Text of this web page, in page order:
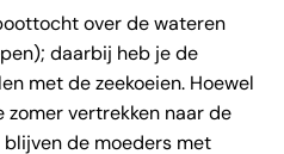
over de wateren
daarbij heb je de
met de zeekoeien. Hoewel
zomer vertrekken naar de
de moeders met